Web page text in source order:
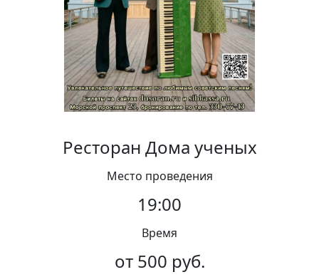
Вакансии
Ресторан Дома ученых
Место проведения
19:00
Время
от 500 руб.